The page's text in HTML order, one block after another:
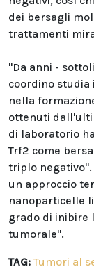
dei bersagli
trattamenti
"Da anni -
coordino
nella
ottenuti
di laboratorio
Trf2 come
triplo
un approccio
nanoparticelle
grado di inibire
tumorale".
TAG: Tumori al